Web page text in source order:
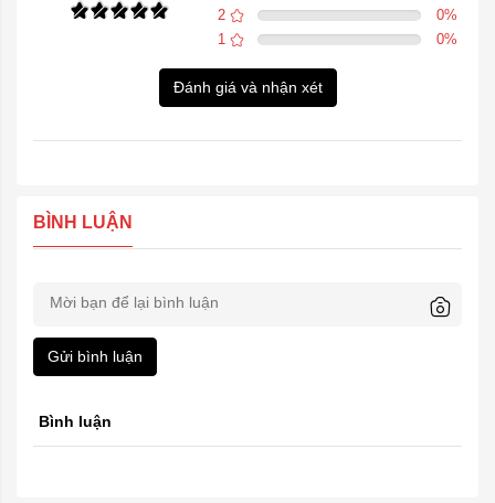
2
0%
1
0%
Đánh giá và nhận xét
BÌNH LUẬN
Gửi bình luận
Bình luận